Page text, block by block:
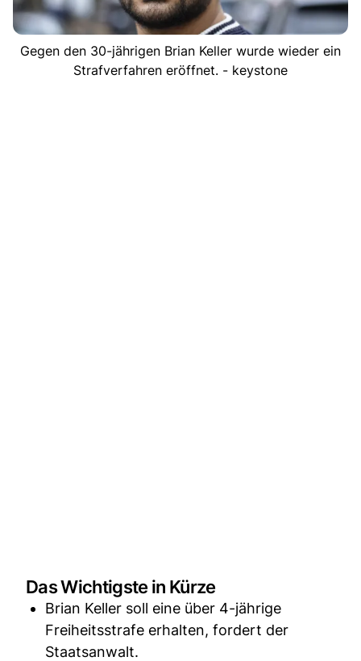
Gegen den 30-jährigen Brian Keller wurde wieder ein
Strafverfahren eröffnet. - keystone
Das Wichtigste in Kürze
Brian Keller soll eine über 4-jährige
Freiheitsstrafe erhalten, fordert der
Staatsanwalt.